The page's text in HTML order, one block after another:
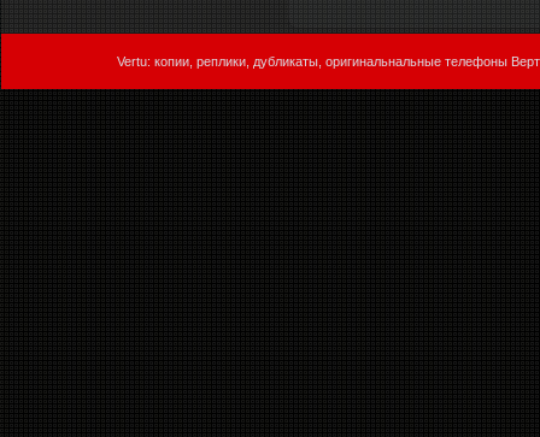
Vertu: копии, реплики, дубликаты, оригинальнальные телефоны